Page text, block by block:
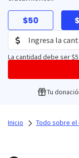
$50
La cantidad debe ser
Tu
Inicio Todo sobre el